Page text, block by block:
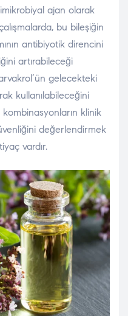
ajan olarak
bu bileşiğin
antibiyotik direncini
artırabileceği
gelecekteki
kullanılabileceğini
klinik
değerlendirmek
vardır.